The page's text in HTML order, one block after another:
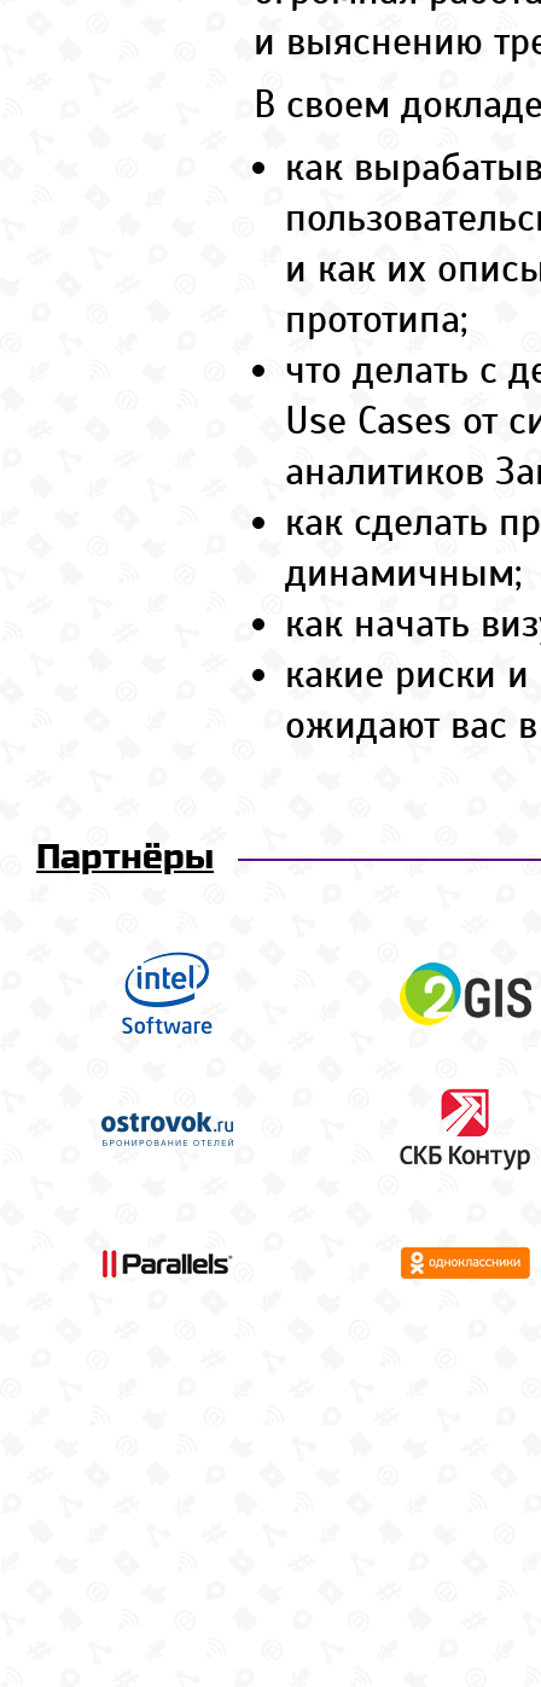
и выяснению
В своем
как
и как их
прототипа;
что делать с
Use Cases от
аналитиков
как сделать
динамичным;
как начать
какие риски
ожидают вас
Партнёры